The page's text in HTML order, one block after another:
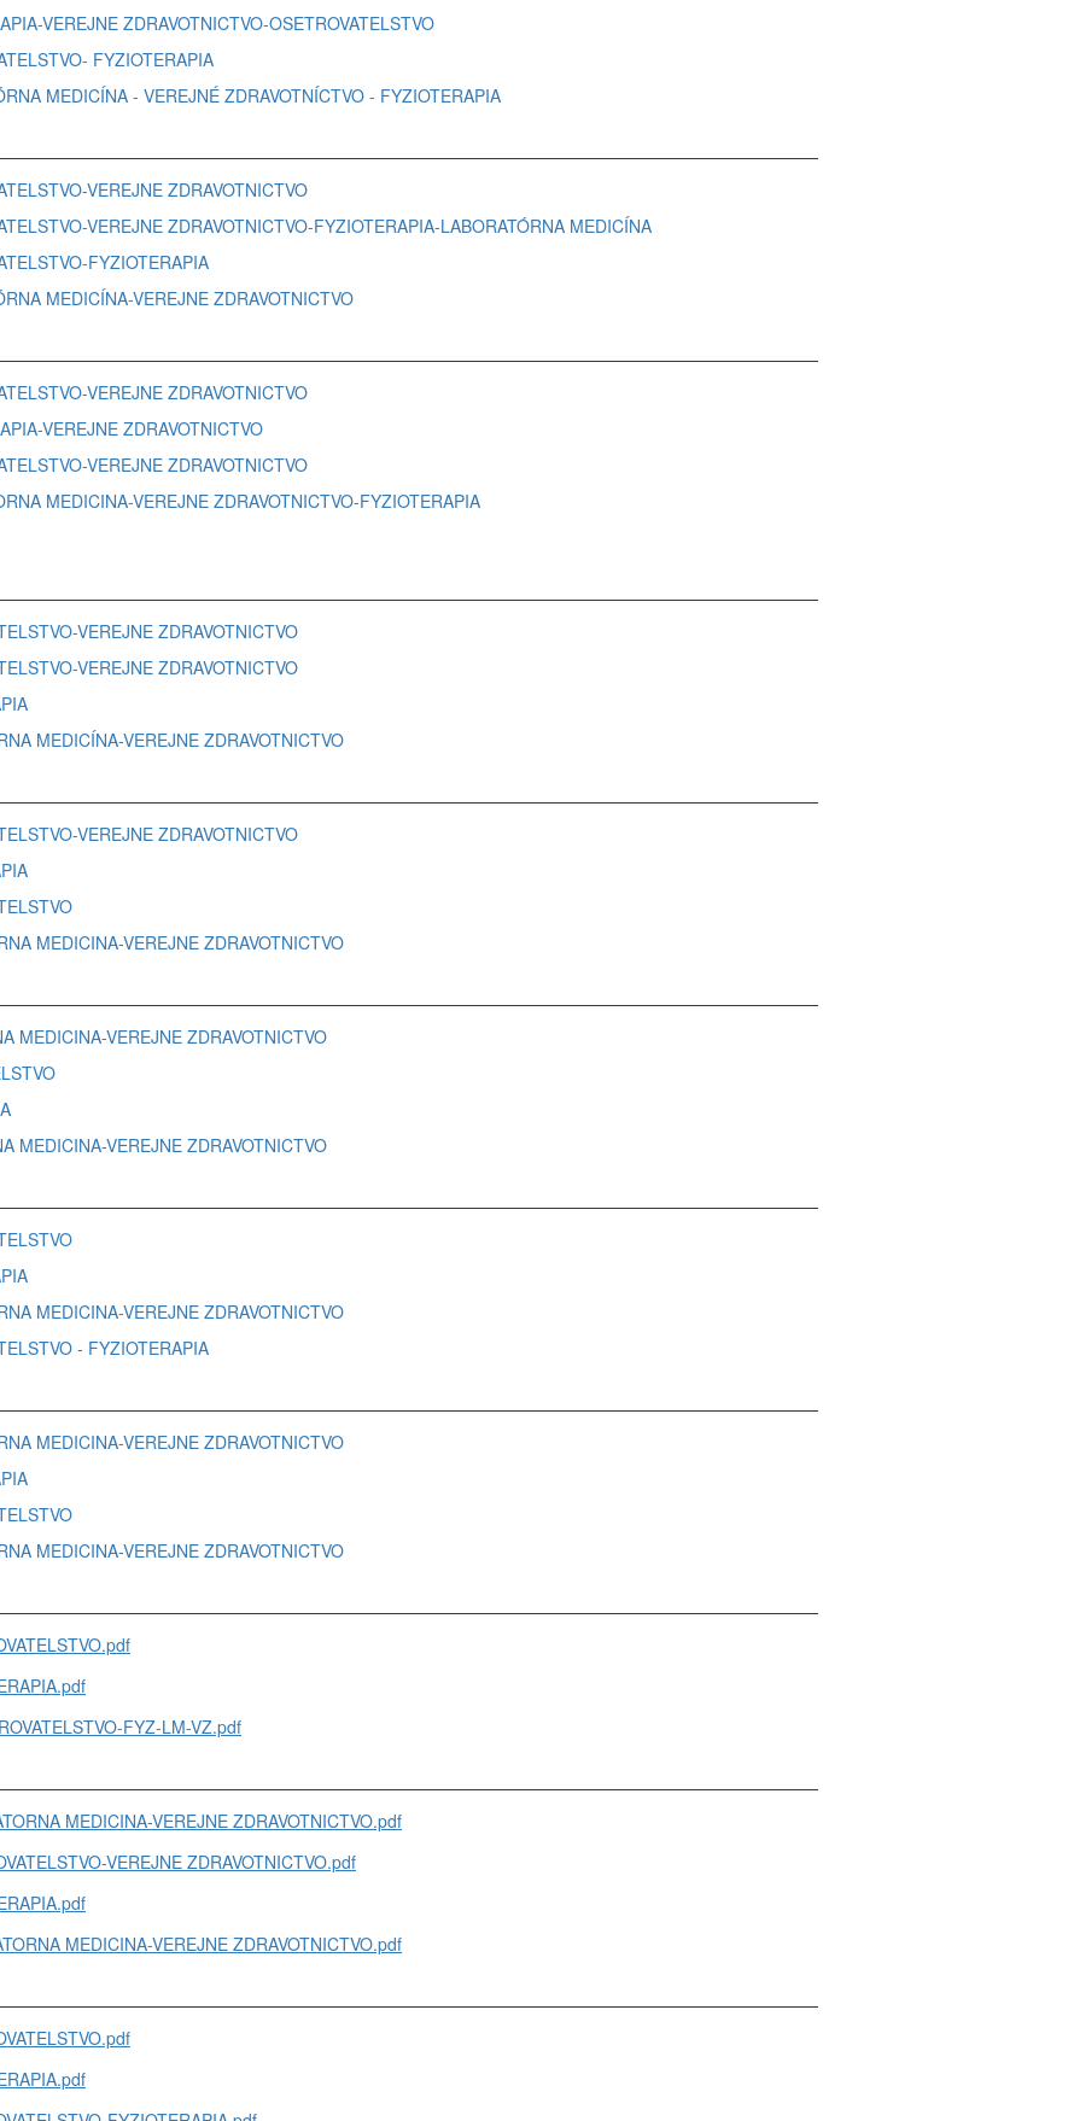
VEREJNE ZDRAVOTNICTVO-OSETROVATELSTVO
FYZIOTERAPIA
MEDICÍNA - VEREJNÉ ZDRAVOTNÍCTVO - FYZIOTERAPIA
VEREJNE ZDRAVOTNICTVO
VEREJNE ZDRAVOTNICTVO-FYZIOTERAPIA-LABORATÓRNA MEDICÍNA
FYZIOTERAPIA
MEDICÍNA-VEREJNE ZDRAVOTNICTVO
VEREJNE ZDRAVOTNICTVO
VEREJNE ZDRAVOTNICTVO
VEREJNE ZDRAVOTNICTVO
MEDICINA-VEREJNE ZDRAVOTNICTVO-FYZIOTERAPIA
VEREJNE ZDRAVOTNICTVO
VEREJNE ZDRAVOTNICTVO
MEDICÍNA-VEREJNE ZDRAVOTNICTVO
VEREJNE ZDRAVOTNICTVO
MEDICINA-VEREJNE ZDRAVOTNICTVO
MEDICINA-VEREJNE ZDRAVOTNICTVO
MEDICINA-VEREJNE ZDRAVOTNICTVO
MEDICINA-VEREJNE ZDRAVOTNICTVO
- FYZIOTERAPIA
MEDICINA-VEREJNE ZDRAVOTNICTVO
MEDICINA-VEREJNE ZDRAVOTNICTVO
FYZ-LM-VZ.pdf
MEDICINA-VEREJNE ZDRAVOTNICTVO.pdf
VEREJNE ZDRAVOTNICTVO.pdf
MEDICINA-VEREJNE ZDRAVOTNICTVO.pdf